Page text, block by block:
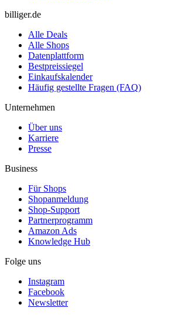
billiger.de
Alle Deals
Alle Shops
Datenplattform
Bestpreissiegel
Einkaufskalender
Häufig gestellte Fragen (FAQ)
Unternehmen
Über uns
Karriere
Presse
Business
Für Shops
Shopanmeldung
Shop-Support
Partnerprogramm
Amazon Ads
Knowledge Hub
Folge uns
Instagram
Facebook
Newsletter